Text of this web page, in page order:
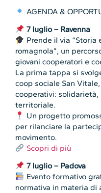
AGENDA &
7 luglio – Ravenna
Prende il via “Storia
romagnola”, un
giovani cooperatori e
La prima tappa si
coop sociale San
cooperativi:
territoriale.
Un progetto
per rilanciare la
movimento.
Scopri di più
7 luglio – Padova
Evento formativo
normativa in materia di